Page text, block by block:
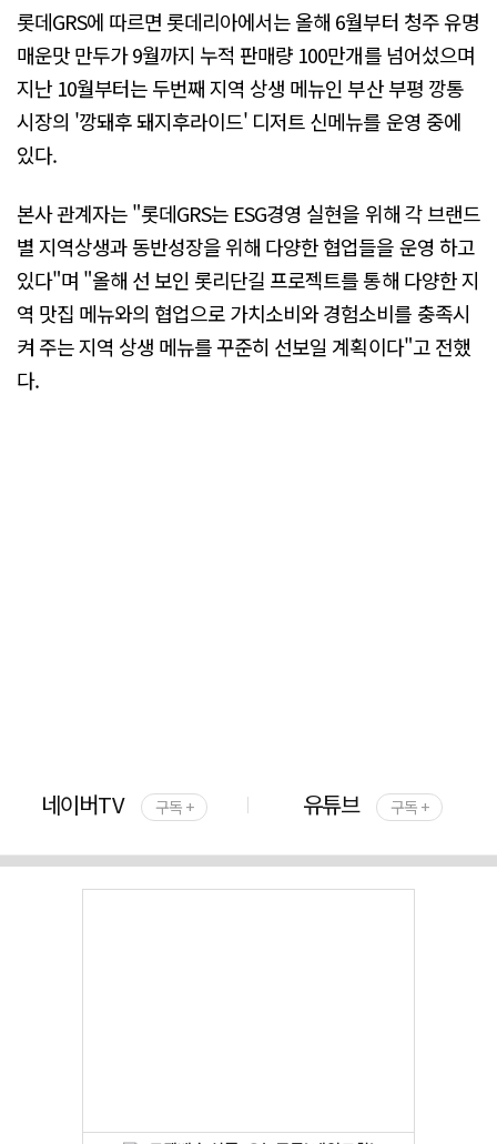
롯데GRS에 따르면 롯데리아에서는 올해 6월부터 청주 유명
매운맛 만두가 9월까지 누적 판매량 100만개를 넘어섰으며
지난 10월부터는 두번째 지역 상생 메뉴인 부산 부평 깡통
시장의 '깡돼후 돼지후라이드' 디저트 신메뉴를 운영 중에
있다.
본사 관계자는 "롯데GRS는 ESG경영 실현을 위해 각 브랜드
별 지역상생과 동반성장을 위해 다양한 협업들을 운영 하고
있다"며 "올해 선 보인 롯리단길 프로젝트를 통해 다양한 지
역 맛집 메뉴와의 협업으로 가치소비와 경험소비를 충족시
켜 주는 지역 상생 메뉴를 꾸준히 선보일 계획이다"고 전했
다.
네이버TV 구독 + 유튜브 구독 +